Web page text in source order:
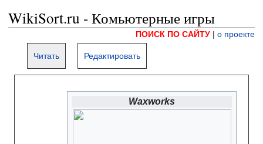
WikiSort.ru - Комьютерные игры
ПОИСК ПО САЙТУ | о проекте
Читать Редактировать
Waxworks